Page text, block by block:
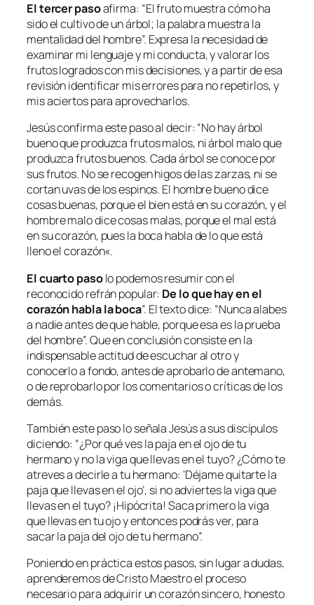
El tercer pasoafirma: “El fruto muestra cómo ha
sido el cultivo de un árbol; la palabra muestra la
mentalidad del hombre”. Expresa la necesidad de
examinar mi lenguaje y mi conducta, y valorar los
frutos logrados con mis decisiones, y a partir de esa
revisión identificar mis errores para no repetirlos, y
mis aciertos para aprovecharlos.
Jesús confirma este paso al decir: “No hay árbol
bueno que produzca frutos malos, ni árbol malo que
produzca frutos buenos. Cada árbol se conoce por
sus frutos. No se recogen higos de las zarzas, ni se
cortan uvas de los espinos. El hombre bueno dice
cosas buenas, porque el bien está en su corazón, y el
hombre malo dice cosas malas, porque el mal está
en su corazón, pues la boca habla de lo que está
lleno el corazón«.
El cuarto pasolo podemos resumir con el
reconocido refrán popular: De lo que hay en el
corazón habla la boca”. El texto dice: “Nunca alabes
a nadie antes de que hable, porque esa es la prueba
del hombre”. Que en conclusión consiste en la
indispensable actitud de escuchar al otro y
conocerlo a fondo, antes de aprobarlo de antemano,
o de reprobarlo por los comentarios o críticas de los
demás.
También este paso lo señala Jesús a sus discípulos
diciendo: “¿Por qué ves la paja en el ojo de tu
hermano y no la viga que llevas en el tuyo? ¿Cómo te
atreves a decirle a tu hermano: ‘Déjame quitarte la
paja que llevas en el ojo’, si no adviertes la viga que
llevas en el tuyo? ¡Hipócrita! Saca primero la viga
que llevas en tu ojo y entonces podrás ver, para
sacar la paja del ojo de tu hermano”.
Poniendo en práctica estos pasos, sin lugar a dudas,
aprenderemos de Cristo Maestro el proceso
necesario para adquirir un corazón sincero, honesto